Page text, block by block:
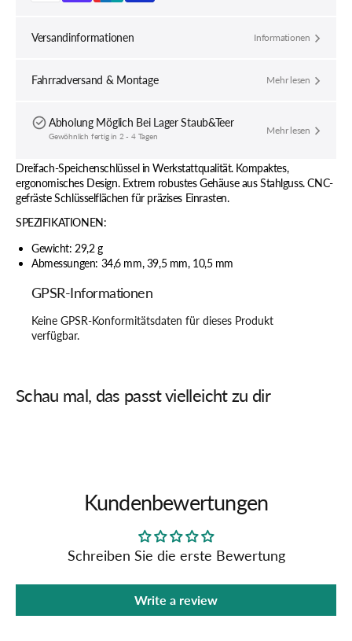
Versandinformationen Informationen
Fahrradversand & Montage Mehr lesen
Abholung Möglich Bei Lager Staub&Teer
Gewöhnlich fertig in 2 - 4 Tagen Mehr lesen
Dreifach-Speichenschlüssel in Werkstattqualität. Kompaktes,
ergonomisches Design. Extrem robustes Gehäuse aus Stahlguss. CNC-
gefräste Schlüsselflächen für präzises Einrasten.
SPEZIFIKATIONEN:
Gewicht: 29,2 g
Abmessungen: 34,6 mm, 39,5 mm, 10,5 mm
GPSR-Informationen
Keine GPSR-Konformitätsdaten für dieses Produkt
verfügbar.
Schau mal, das passt vielleicht zu dir
Kundenbewertungen
Schreiben Sie die erste Bewertung
Write a review